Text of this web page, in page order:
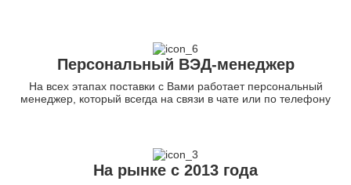
Персональный ВЭД-менеджер
На всех этапах поставки с Вами работает персональный
менеджер, который всегда на связи в чате или по телефону
На рынке с 2013 года